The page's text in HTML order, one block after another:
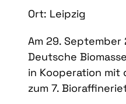
Ort: Leipzig
Am 29.
Deutsche
in Kooperation mit
zum 7.